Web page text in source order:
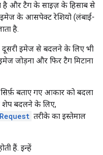
है और टैग के साइज़ के हिसाब से
इमेज के आसपेक्ट रेशियो (लंबाई-
है.
इमेज से बदलने के लिए भी
जोड़ना और फिर टैग मिटाना
बताए गए आकार को बदला
शेप बदलने के लिए,
तरीके का इस्तेमाल
होती हैं. इन्हें